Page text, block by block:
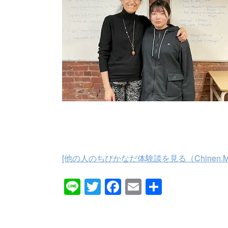
[他の人のちびかなだ体験談を見る（
LineTwitter
Facebook
Email